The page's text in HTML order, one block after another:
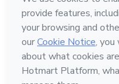
Conoce Hotmart
Idioma